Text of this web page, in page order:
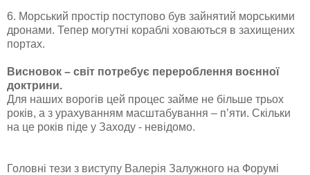
6. Морський простір поступово був зайнятий морськими
дронами. Тепер могутні кораблі ховаються в захищених
портах.
Висновок – світ потребує перероблення воєнної
доктрини.
Для наших ворогів цей процес займе не більше трьох
років, а з урахуванням масштабування – п’яти. Скільки
на це років піде у Заходу - невідомо.
Головні тези з виступу Валерія Залужного на Форумі